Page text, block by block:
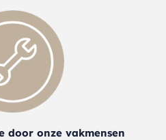
door onze vakmensen